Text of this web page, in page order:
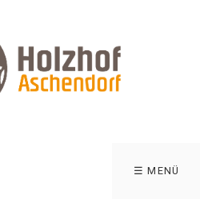
☰ MENÜ